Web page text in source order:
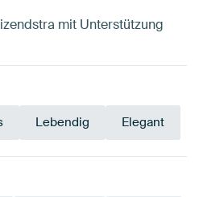
mit Unterstützung
Lebendig Elegant